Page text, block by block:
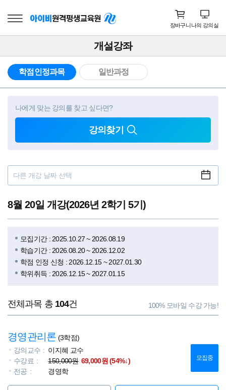
장바구니나의 강의실
개설강좌
학점인정과목 일반과정
나에게 맞는 강의를 찾고 싶다면?
강의찾기
8월 20일 개강(2026년 2학기 5기)
모집기간 : 2025.10.27 ~ 2026.08.19
학습기간 : 2026.08.20 ~ 2026.12.02
학점 인정 신청 : 2026.12.15 ~ 2027.01.30
학위취득 : 2026.12.15 ~ 2027.01.15
전체과목 총 104건 100% 모바일 수강 가능!
경영관리론 (3학점)
강의교수
이지혜 교수
수강료
150,000원 69,000원 (54%↓)
전공
경영학
모집중